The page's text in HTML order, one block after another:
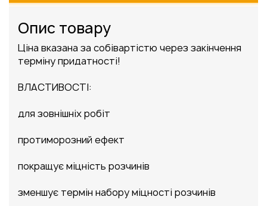
Опис товару
Ціна вказана за собівартістю через закінчення
терміну придатності!
ВЛАСТИВОСТІ:
для зовнішніх робіт
протиморозний ефект
покращує міцність розчинів
зменшує термін набору міцності розчинів